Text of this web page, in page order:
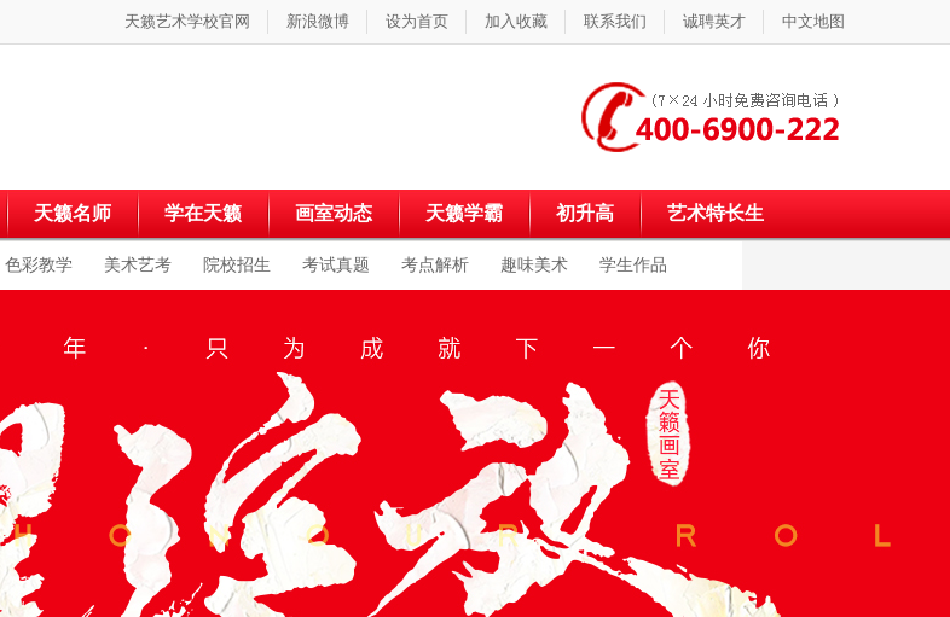
天籁艺术学校官网 新浪微博 设为首页 加入收藏 联系我们 诚聘英才 中文地图
天籁名师 学在天籁 画室动态 天籁学霸 初升高 艺术特长生
色彩教学 美术艺考 院校招生 考试真题 考点解析 趣味美术 学生作品